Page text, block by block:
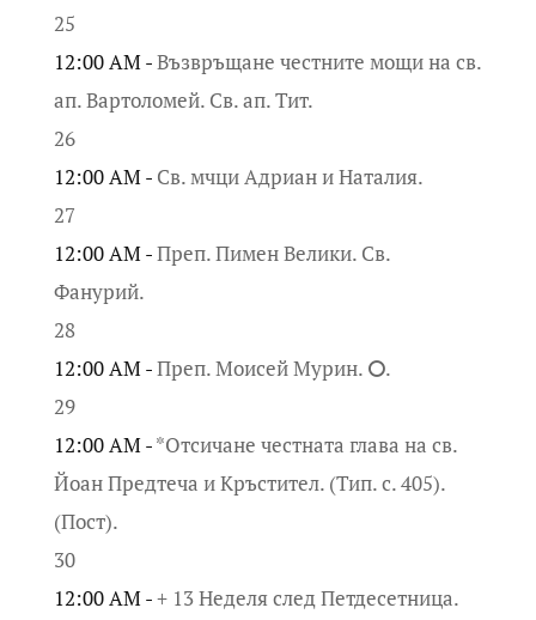
25
12:00 AM -Възвръщане честните мощи на св.
ап. Вартоломей. Св. ап. Тит.
26
12:00 AM - Св. мчци Адриан и Наталия.
27
12:00 AM -Преп. Пимен Велики. Св.
Фанурий.
28
12:00 AM -Преп. Моисей Мурин. ⭘.
29
12:00 AM -*Отсичане честната глава на св.
Йоан Предтеча и Кръстител. (Тип. с. 405).
(Пост).
30
12:00 AM -+ 13 Неделя след Петдесетница.